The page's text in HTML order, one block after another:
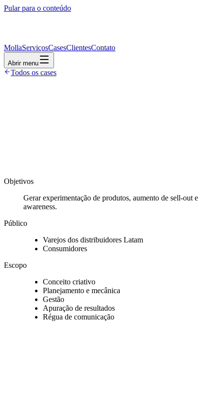
Pular para o conteúdo
MollaServiçosCasesClientesContato
Abrir menu
Todos os cases
Objetivos
Gerar experimentação de produtos, aumento de sell-out e
awareness.
Público
Varejos dos distribuidores Latam
Consumidores
Escopo
Conceito criativo
Planejamento e mecânica
Gestão
Apuração de resultados
Régua de comunicação